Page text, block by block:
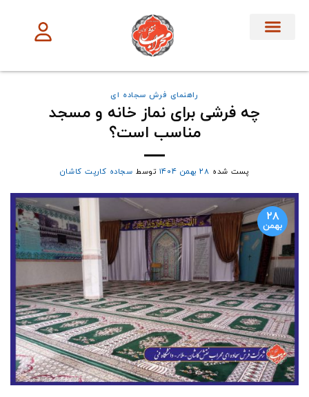
راهنمای فرش سجاده ای
چه فرشی برای نماز خانه و مسجد
مناسب است؟
پست شده ۲۸ بهمن ۱۴۰۴ توسط سجاده کارپت کاشان
۲۸
بهمن